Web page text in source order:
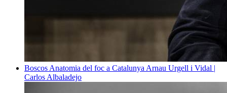
Boscos Anatomia del foc a Catalunya Arnau Urgell i Vidal |
Carlos Albaladejo